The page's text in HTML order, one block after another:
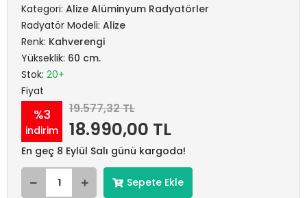
Kategori: Alize Alüminyum Radyatörler
Radyatör Modeli: Alize
Renk: Kahverengi
Yükseklik: 60 cm.
Stok: 20+
Fiyat
%3
indirim
19.577,32 TL
18.990,00 TL
En geç 8 Eylül Salı günü kargoda!
Sepete Ekle